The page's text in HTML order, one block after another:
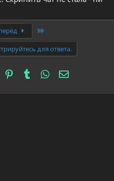
для ответа.
Reddit PinterestTumblr WhatsApp